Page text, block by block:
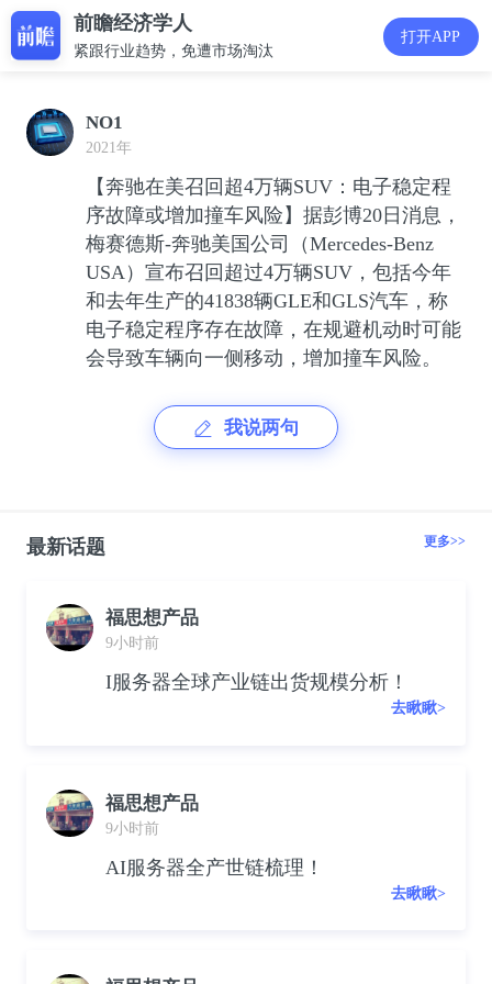
前瞻经济学人
紧跟行业趋势，免遭市场淘汰
打开APP
NO1
2021年
【奔驰在美召回超4万辆SUV：电子稳定程
序故障或增加撞车风险】据彭博20日消息，
梅赛德斯-奔驰美国公司（Mercedes-Benz
USA）宣布召回超过4万辆SUV，包括今年
和去年生产的41838辆GLE和GLS汽车，称
电子稳定程序存在故障，在规避机动时可能
会导致车辆向一侧移动，增加撞车风险。
我说两句
最新话题 更多>>
福思想产品
9小时前
I服务器全球产业链出货规模分析！
去瞅瞅>
福思想产品
9小时前
AI服务器全产世链梳理！
去瞅瞅>